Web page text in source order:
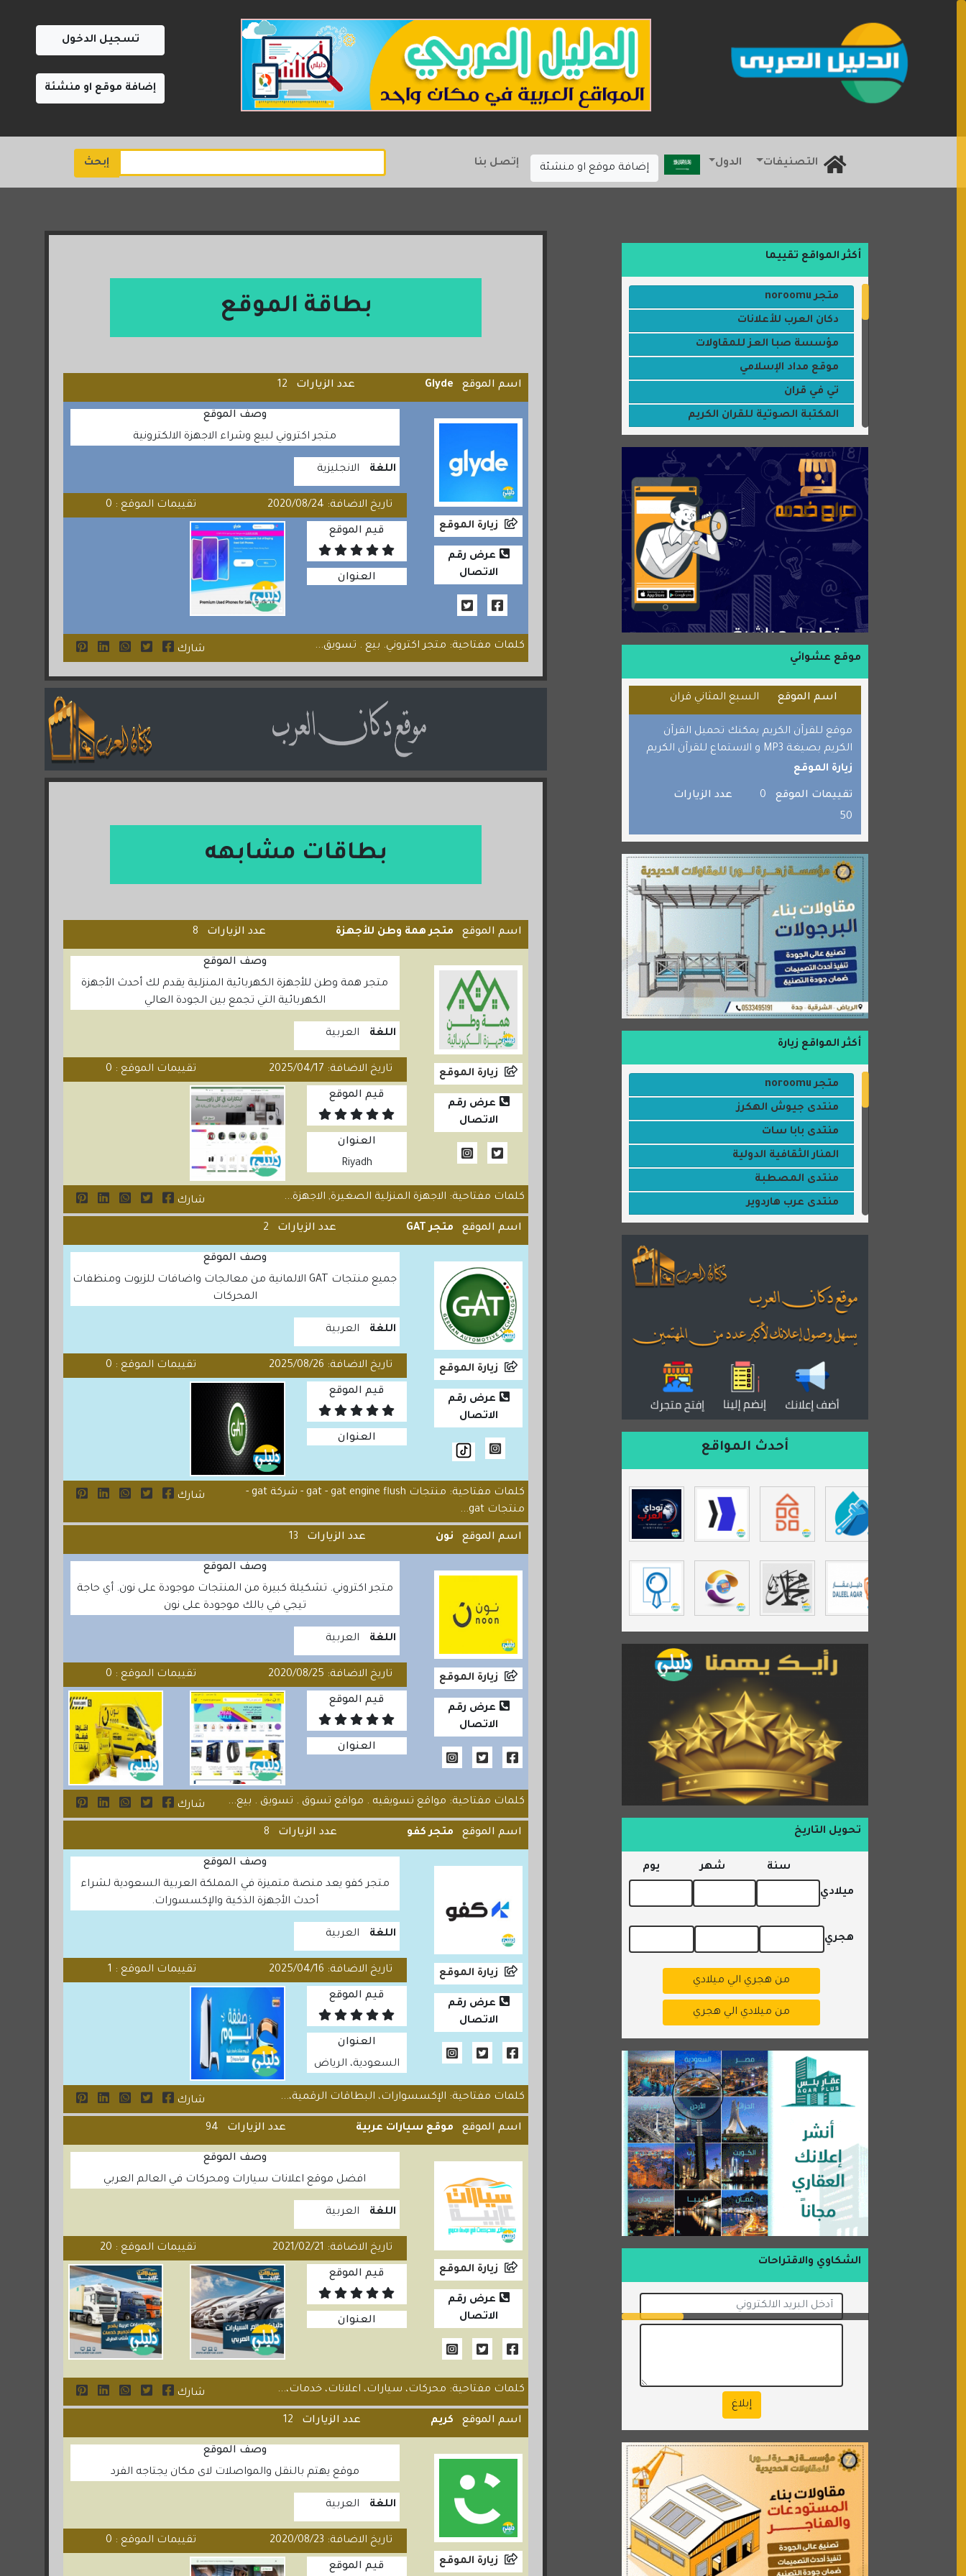
تسجيل الدخول
إضافة موقع او منشئة
إبحث التصنيفات الدول إضافة موقع او منشئة إتصل بنا
بطاقة الموقع
اسم الموقع Glyde عدد الزيارات 12
زيارة الموقع
عرض رقم
الاتصال
وصف الموقع
متجر اكتروني لبيع وشراء الاجهزة الالكترونية
اللغة الانجليزية
تاريخ الاضافة: 2020/08/24 تقييمات الموقع : 0
قيم الموقع
العنوان
كلمات مفتاحية: متجر اكتروني. بيع . تسويق... شارك
بطاقات مشابهه
اسم الموقع متجر همة وطن للأجهزة عدد الزيارات 8
زيارة الموقع
عرض رقم
الاتصال
وصف الموقع
متجر همة وطن للأجهزة الكهربائية المنزلية يقدم لك أحدث الأجهزة
الكهربائية التي تجمع بين الجودة العالي
اللغة العربية
تاريخ الاضافة: 2025/04/17 تقييمات الموقع : 0
قيم الموقع
العنوان
Riyadh
كلمات مفتاحية: الاجهزة المنزلية الصغيرة, الاجهزة... شارك
اسم الموقع متجر GAT عدد الزيارات 2
زيارة الموقع
عرض رقم
الاتصال
وصف الموقع
جميع منتجات GAT الالمانية من معالجات واضافات للزيوت ومنظفات
المحركات
اللغة العربية
تاريخ الاضافة: 2025/08/26 تقييمات الموقع : 0
قيم الموقع
العنوان
كلمات مفتاحية: منتجات gat - gat engine flush - شركة gat -
منتجات gat...
شارك
اسم الموقع نون عدد الزيارات 13
زيارة الموقع
عرض رقم
الاتصال
وصف الموقع
متجر اكتروني. تشكيلة كبيرة من المنتجات موجودة على نون. أي حاجة
تيجي في بالك موجودة على نون
اللغة العربية
تاريخ الاضافة: 2020/08/25 تقييمات الموقع : 0
قيم الموقع
العنوان
كلمات مفتاحية: مواقع تسويقيه . مواقع تسوق . تسويق . بيع... شارك
اسم الموقع متجر كفو عدد الزيارات 8
زيارة الموقع
عرض رقم
الاتصال
وصف الموقع
متجر كفو يعد منصة متميزة في المملكة العربية السعودية لشراء
أحدث الأجهزة الذكية والإكسسورات.
اللغة العربية
تاريخ الاضافة: 2025/04/16 تقييمات الموقع : 1
قيم الموقع
العنوان
السعودية، الرياض
كلمات مفتاحية: الإكسسوارات، البطاقات الرقمية،... شارك
اسم الموقع موقع سيارات عربية عدد الزيارات 94
زيارة الموقع
عرض رقم
الاتصال
وصف الموقع
افضل موقع اعلانات سيارات ومحركات في العالم العربي
اللغة العربية
تاريخ الاضافة: 2021/02/21 تقييمات الموقع : 20
قيم الموقع
العنوان
كلمات مفتاحية: محركات، سيارات، اعلانات، خدمات،... شارك
اسم الموقع كريم عدد الزيارات 12
زيارة الموقع
وصف الموقع
موقع يهتم بالنقل والمواصلات لاى مكان يجتاجه الفرد
اللغة العربية
تاريخ الاضافة: 2020/08/23 تقييمات الموقع : 0
قيم الموقع
أكثر المواقع تقييما
متجر noroomu
دكان العرب للأعلانات
مؤسسة صبا العز للمقاولات
موقع مداد الإسلامي
تي في قران
المكتبة الصوتية للقران الكريم
موقع سيارات عربية
عالم كوكي
سورة قران
شركة إعمار الرياض للخدمات المنزلية
شبكة رأيي
موسوعة نور الرحمن
منتدى جيوش الهكرز
بلو باص
موقع حراج خدمة
الطبي
قراننا
السبيل
القران للجميع
برامج كمبيوتر
جائزة دبي الدولية للقران الكريم
الألسن لخدمات الترجمة المعتمدة
موقع عشوائي
اسم الموقع السبع المثاني قران
موقع للقرآن الكريم يمكنك تحميل القرآن
الكريم بصيغة MP3 و الاستماع للقرآن الكريم
زيارة الموقع
تقييمات الموقع 0
عدد الزيارات
50
أكثر المواقع زيارة
متجر noroomu
منتدى جيوش الهكرز
منتدى بابا سات
المنار الثقافية الدولية
منتدى المصطبة
منتدى عرب هاردوير
القران للجميع
منتدى همسات روائية
المكتبة الصوتية للقران الكريم
دكان العرب للأعلانات
منتدى عدلات
السعدون لصناعة السجاد
isecur1ty
موقع حراج خدمة
تي في قران
موسوعة نور الرحمن
مندى غرام
مردة سوفت
السبيل
أحدث المواقع
تحويل التاريخ
سنة شهر يوم
ميلادي
هجري
من هجري الي ميلادي
من ميلادي الي هجري
الشكاوي والاقتراحات
إبلاغ